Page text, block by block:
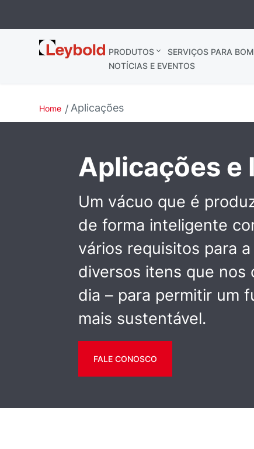
Leybold PRODUTOS SERVIÇOS PARA
NOTÍCIAS E EVENTOS
Home Aplicações
Aplicações e
Um vácuo que é
de forma inteligente
vários requisitos para
diversos itens que nos
dia – para permitir um
mais sustentável.
FALE CONOSCO